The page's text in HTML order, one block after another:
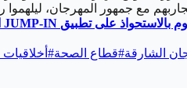
مع جمهور المهرجان،
بالاستحواذ على تطبيق
الشارقة#قطاع الصحة#